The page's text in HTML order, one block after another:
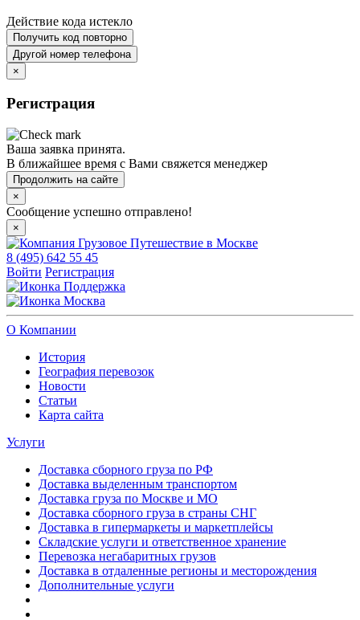
Действие кода истекло
Получить код повторно
Другой номер телефона
×
Регистрация
Ваша заявка принята.
В ближайшее время с Вами свяжется менеджер
Продолжить на сайте
×
Сообщение успешно отправлено!
×
8 (495) 642 55 45
Войти Регистрация
Поддержка
Москва
О Компании
История
География перевозок
Новости
Статьи
Карта сайта
Услуги
Доставка сборного груза по РФ
Доставка выделенным транспортом
Доставка груза по Москве и МО
Доставка сборного груза в страны СНГ
Доставка в гипермаркеты и маркетплейсы
Складские услуги и ответственное хранение
Перевозка негабаритных грузов
Доставка в отдаленные регионы и месторождения
Дополнительные услуги